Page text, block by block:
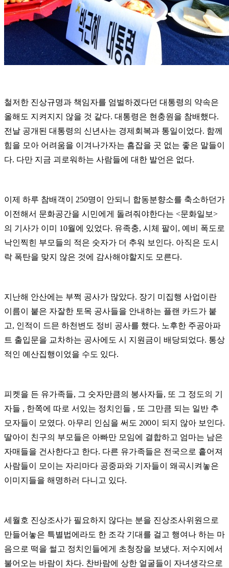
철저한 진상규명과 책임자를 엄벌하겠다던 대통령의 약속은
올해도 지켜지지 않을 것 같다. 대통령은 현충원을 참배했다.
전날 공개된 대통령의 신년사는 경제회복과 통일이었다. 함께
힘을 모아 어려움을 이겨나가자는 흠잡을 곳 없는 좋은 말들이
다. 다만 지금 괴로워하는 사람들에 대한 발언은 없다.
이제 하루 참배객이 250명이 안되니 합동분향소를 축소하던가
이전해서 문화공간을 시민에게 돌려줘야한다는 <문화일보>
의 기사가 이미 10월에 있었다. 유족충, 시체 팔이, 예비 폭도로
낙인찍힌 부모들의 적은 숫자가 더 추워 보인다. 아직은 도시
락 폭탄을 맞지 않은 것에 감사해야할지도 모른다.
지난해 안산에는 부쩍 공사가 많았다. 장기 미집행 사업이란
이름이 붙은 자잘한 토목 공사들을 안내하는 플랜 카드가 붙
고, 인적이 드믄 하천변도 정비 공사를 했다. 노후한 주공아파
트 출입문을 교차하는 공사에도 시 지원금이 배당되었다. 통상
적인 예산집행이었을 수도 있다.
피켓을 든 유가족들, 그 숫자만큼의 봉사자들, 또 그 정도의 기
자들 , 한쪽에 따로 서있는 정치인들 , 또 그만큼 되는 일반 추
모자들이 모였다. 아무리 인심을 써도 200이 되지 않아 보인다.
딸아이 친구의 부모들은 아빠만 모임에 결합하고 엄마는 남은
자매들을 건사한다고 한다. 다른 유가족들은 전국으로 흩어져
사람들이 모이는 자리마다 공중파와 기자들이 왜곡시켜놓은
이미지들을 해명하러 다니고 있다.
세월호 진상조사가 필요하지 않다는 분을 진상조사위원으로
만들어놓은 특별법에라도 한 조각 기대를 걸고 행여나 하는 마
음으로 떡을 썰고 정치인들에게 초청장을 보냈다. 저수지에서
불어오는 바람이 차다. 찬바람에 상한 얼굴들이 자녀생각으로